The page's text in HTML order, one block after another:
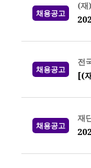
채용공고
(재
채용공고
전
[(
채용공고
재